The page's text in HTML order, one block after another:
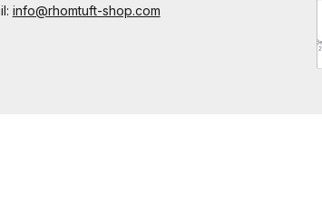
info@rhomtuft-shop.com